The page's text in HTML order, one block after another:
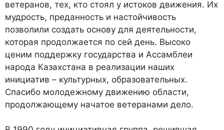
ветеранов, тех, кто стоял у истоков движения. Их
мудрость, преданность и настойчивость
позволили создать основу для деятельности,
которая продолжается по сей день. Высоко
ценим поддержку государства и Ассамблеи
народа Казахстана в реализации наших
инициатив – культурных, образовательных.
Спасибо молодежному движению области,
продолжающему начатое ветеранами дело.